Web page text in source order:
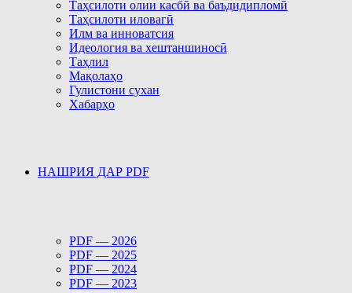
Таҳсилоти олии касбӣ ва баъдидипломӣ
Таҳсилоти иловагӣ
Илм ва инноватсия
Идеология ва хештаншиносӣ
Таҳлил
Мақолаҳо
Гулистони сухан
Хабарҳо
НАШРИЯ ДАР PDF
PDF — 2026
PDF — 2025
PDF — 2024
PDF — 2023